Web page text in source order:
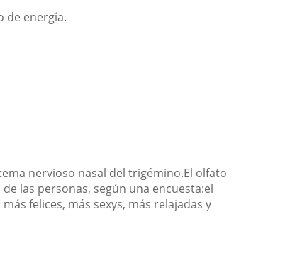
de energía.
nervioso nasal del trigémino.El olfato
las personas, según una encuesta:el
felices, más sexys, más relajadas y